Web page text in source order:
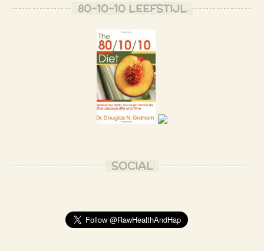
80-10-10 LEEFSTIJL
SOCIAL